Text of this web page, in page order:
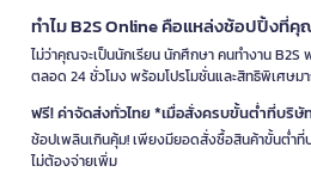
ทำไม B2S Online คือแหล่งช้อปปิ้งที่
ไม่ว่าคุณจะเป็นนักเรียน นักศึกษา คนทำงาน
ตลอด 24 ชั่วโมง พร้อมโปรโมชั่นและสิทธิพิเศษม
ฟรี! ค่าจัดส่งทั่วไทย *เมื่อสั่งครบขั้นต่ำที่บริษั
ช้อปเพลินเกินคุ้ม! เพียงมียอดสั่งซื้อสินค้าขั้นต่ำ
ไม่ต้องจ่ายเพิ่ม